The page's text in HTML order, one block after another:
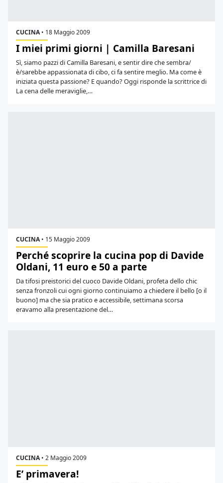
CUCINA• 18 Maggio 2009
I miei primi giorni | Camilla Baresani
Sì, siamo pazzi di Camilla Baresani, e sentir dire che sembra/
è/sarebbe appassionata di cibo, ci fa sentire meglio. Ma come è
iniziata questa passione? E quando? Oggi risponde la scrittrice di
La cena delle meraviglie,…
CUCINA• 15 Maggio 2009
Perché scoprire la cucina pop di Davide
Oldani, 11 euro e 50 a parte
Da tifosi preistorici del cuoco Davide Oldani, profeta dello chic
senza fronzoli cui ogni giorno continuiamo a chiedere il bello [o il
buono] ma che sia pratico e accessibile, settimana scorsa
eravamo alla presentazione del…
CUCINA• 2 Maggio 2009
E’ primavera!